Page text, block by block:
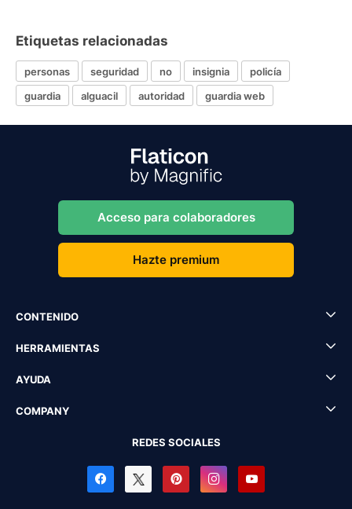
Etiquetas relacionadas
personas seguridad no insignia
policía
guardia
alguacil autoridad guardia web
Acceso para colaboradores
Hazte premium
CONTENIDO
HERRAMIENTAS
AYUDA
COMPANY
REDES SOCIALES